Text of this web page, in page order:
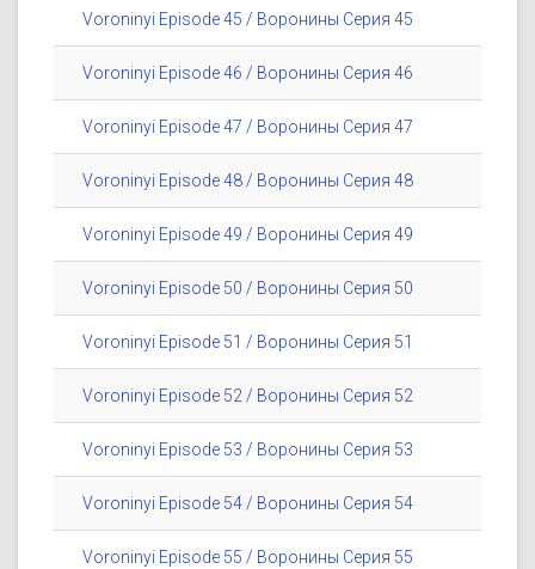
Voroninyi Episode 45 / Воронины Серия 45
Voroninyi Episode 46 / Воронины Серия 46
Voroninyi Episode 47 / Воронины Серия 47
Voroninyi Episode 48 / Воронины Серия 48
Voroninyi Episode 49 / Воронины Серия 49
Voroninyi Episode 50 / Воронины Серия 50
Voroninyi Episode 51 / Воронины Серия 51
Voroninyi Episode 52 / Воронины Серия 52
Voroninyi Episode 53 / Воронины Серия 53
Voroninyi Episode 54 / Воронины Серия 54
Voroninyi Episode 55 / Воронины Серия 55